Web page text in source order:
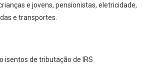
e jovens, pensionistas, eletricidade,
e transportes.
isentos de tributação de IRS